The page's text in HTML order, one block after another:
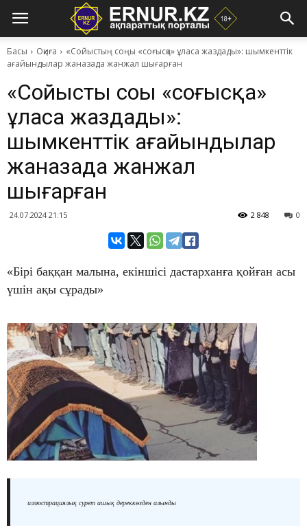
Басы Оқиға
«Сойыстың соңы «соғысқа» ұласа жаздады»: шымкенттік
ағайындылар жаназада жанжал шығарған
«Сойыстың соңы «соғысқа»
ұласа жаздады»:
шымкенттік ағайындылар
жаназада жанжал
шығарған
24.07.2024 21:15 0
2 848
«Бірі баққан малына, екіншісі дастарханға қойған асы
үшін ақы сұрады»
иллюстрациялық сурет ашық дереккөзден алынды